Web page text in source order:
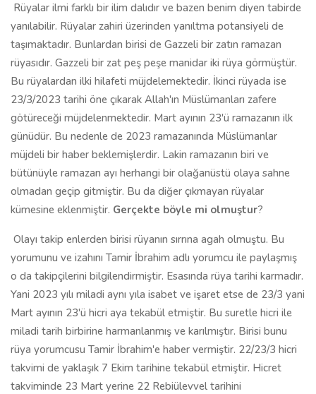
Rüyalar ilmi farklı bir ilim dalıdır ve bazen benim diyen tabirde
yanılabilir. Rüyalar zahiri üzerinden yanıltma potansiyeli de
taşımaktadır. Bunlardan birisi de Gazzeli bir zatın ramazan
rüyasıdır. Gazzeli bir zat peş peşe manidar iki rüya görmüştür.
Bu rüyalardan ilki hilafeti müjdelemektedir. İkinci rüyada ise
23/3/2023 tarihi öne çıkarak Allah'ın Müslümanları zafere
götüreceği müjdelenmektedir. Mart ayının 23'ü ramazanın ilk
günüdür. Bu nedenle de 2023 ramazanında Müslümanlar
müjdeli bir haber beklemişlerdir. Lakin ramazanın biri ve
bütünüyle ramazan ayı herhangi bir olağanüstü olaya sahne
olmadan geçip gitmiştir. Bu da diğer çıkmayan rüyalar
kümesine eklenmiştir. Gerçekte böyle mi olmuştur?
Olayı takip enlerden birisi rüyanın sırrına agah olmuştu. Bu
yorumunu ve izahını Tamir İbrahim adlı yorumcu ile paylaşmış
o da takipçilerini bilgilendirmiştir. Esasında rüya tarihi karmadır.
Yani 2023 yılı miladi aynı yıla isabet ve işaret etse de 23/3 yani
Mart ayının 23'ü hicri aya tekabül etmiştir. Bu suretle hicri ile
miladi tarih birbirine harmanlanmış ve karılmıştır. Birisi bunu
rüya yorumcusu Tamir İbrahim'e haber vermiştir. 22/23/3 hicri
takvimi de yaklaşık 7 Ekim tarihine tekabül etmiştir. Hicret
takviminde 23 Mart yerine 22 Rebiülevvel tarihini